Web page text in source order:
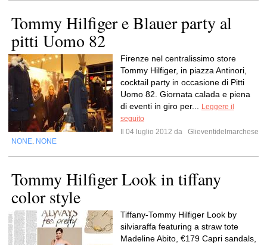
Tommy Hilfiger e Blauer party al
pitti Uomo 82
Firenze nel centralissimo store
Tommy Hilfiger, in piazza Antinori,
cocktail party in occasione di Pitti
Uomo 82. Giornata calada e piena
di eventi in giro per...
Leggere il
seguito
Il 04 luglio 2012 da
Glieventidelmarchese
NONE NONE
Tommy Hilfiger Look in tiffany
color style
Tiffany-Tommy Hilfiger Look by
silviaraffa featuring a straw tote
Madeline Abito, €179 Capri sandals,